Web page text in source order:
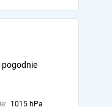
pogodnie
1015 hPa